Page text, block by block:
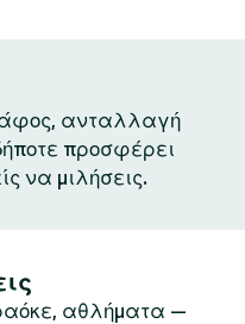
ανταλλαγή
προσφέρει
να μιλήσεις.
αθλήματα —